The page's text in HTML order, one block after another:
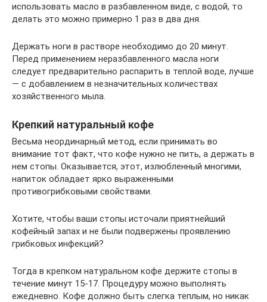
использовать масло в разбавленном виде, с водой, то
делать это можно примерно 1 раз в два дня.
Держать ноги в растворе необходимо до 20 минут.
Перед применением неразбавленного масла ноги
следует предварительно распарить в теплой воде, лучше
— с добавлением в незначительных количествах
хозяйственного мыла.
Крепкий натуральный кофе
Весьма неординарный метод, если принимать во
внимание тот факт, что кофе нужно не пить, а держать в
нем стопы. Оказывается, этот, излюбленный многими,
напиток обладает ярко выраженными
противогрибковыми свойствами.
Хотите, чтобы ваши стопы источали приятнейший
кофейный запах и не были подвержены проявлению
грибковых инфекций?
Тогда в крепком натуральном кофе держите стопы в
течение минут 15-17. Процедуру можно выполнять
ежедневно. Кофе должно быть слегка теплым, но никак